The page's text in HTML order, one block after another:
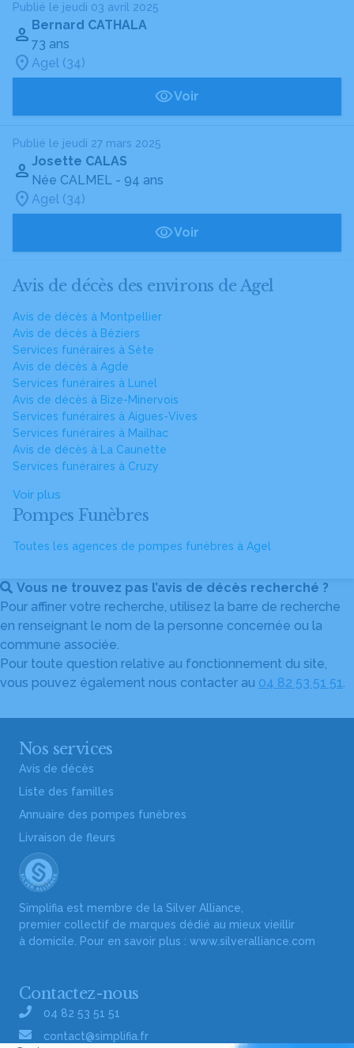
Publié le jeudi 03 avril 2025
Bernard CATHALA
73 ans
Agel (34)
Voir
Publié le jeudi 27 mars 2025
Josette CALAS
Née CALMEL - 94 ans
Agel (34)
Voir
Avis de décès des environs de Agel
Avis de décès à Montpellier
Avis de décès à Béziers
Services funéraires à Sète
Avis de décès à Agde
Services funéraires à Lunel
Avis de décès à Bize-Minervois
Services funéraires à Aigues-Vives
Services funéraires à Mailhac
Avis de décès à La Caunette
Services funéraires à Cruzy
Voir plus
Pompes Funèbres
Toutes les agences de pompes funèbres à Agel
Vous ne trouvez pas l’avis de décès recherché ?
Pour affiner votre recherche, utilisez la barre de recherche
en renseignant le nom de la personne concernée ou la
commune associée.
Pour toute question relative au fonctionnement du site,
vous pouvez également nous contacter au 04 82 53 51 51.
Nos services
Avis de décès
Liste des familles
Annuaire des pompes funèbres
Livraison de fleurs
Simplifia est membre de la Silver Alliance,
premier collectif de marques dédié au mieux vieillir
à domicile. Pour en savoir plus : www.silveralliance.com
Contactez-nous
04 82 53 51 51
contact@simplifia.fr